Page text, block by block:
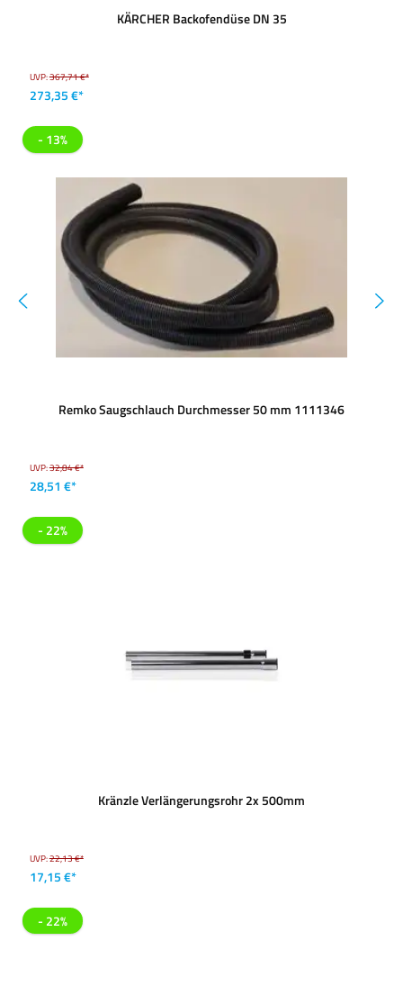
KÄRCHER Backofendüse DN 35
UVP:367,71 €*
273,35 €*
- 13%
Remko Saugschlauch Durchmesser 50 mm 1111346
UVP:32,84 €*
28,51 €*
- 22%
Kränzle Verlängerungsrohr 2x 500mm
UVP:22,13 €*
17,15 €*
- 22%